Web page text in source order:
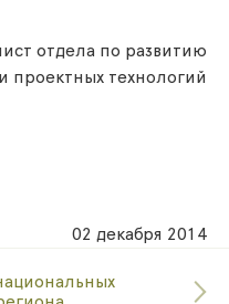
отдела по развитию
проектных технологий
02 декабря 2014